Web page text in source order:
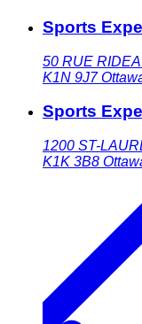
Sports
50 RUE
K1N 9J7
Sports
1200 ST-
K1K 3B8